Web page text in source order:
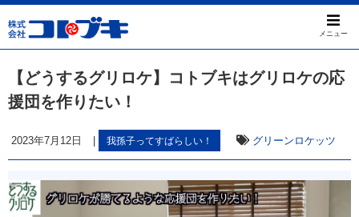
メニュー
【どうするグリロケ】コトブキはグリロケの応
援団を作りたい！
2023年7月12日 我孫子ってすばらしい！ グリーンロケッツ